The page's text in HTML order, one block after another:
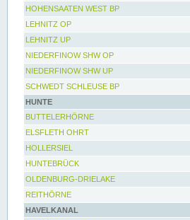
HOHENSAATEN WEST BP
LEHNITZ OP
LEHNITZ UP
NIEDERFINOW SHW OP
NIEDERFINOW SHW UP
SCHWEDT SCHLEUSE BP
HUNTE
BUTTELERHÖRNE
ELSFLETH OHRT
HOLLERSIEL
HUNTEBRÜCK
OLDENBURG-DRIELAKE
REITHÖRNE
HAVELKANAL